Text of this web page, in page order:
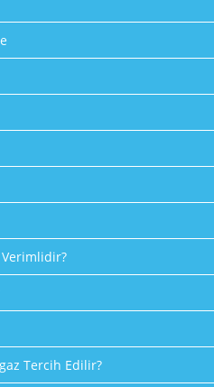
Verimlidir?
Tercih Edilir?